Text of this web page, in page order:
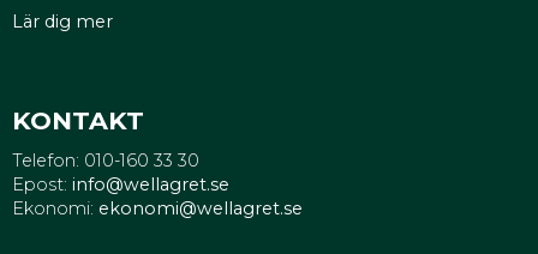
Lär dig mer
KONTAKT
Telefon: 010-160 33 30
Epost: info@wellagret.se
Ekonomi: ekonomi@wellagret.se